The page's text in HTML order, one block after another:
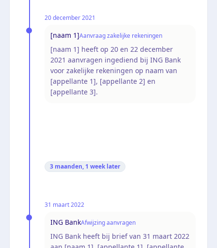
20 december 2021
[naam 1]Aanvraag zakelijke rekeningen
[naam 1] heeft op 20 en 22 december
2021 aanvragen ingediend bij ING Bank
voor zakelijke rekeningen op naam van
[appellante 1], [appellante 2] en
[appellante 3].
3 maanden, 1 week later
31 maart 2022
ING BankAfwijzing aanvragen
ING Bank heeft bij brief van 31 maart 2022